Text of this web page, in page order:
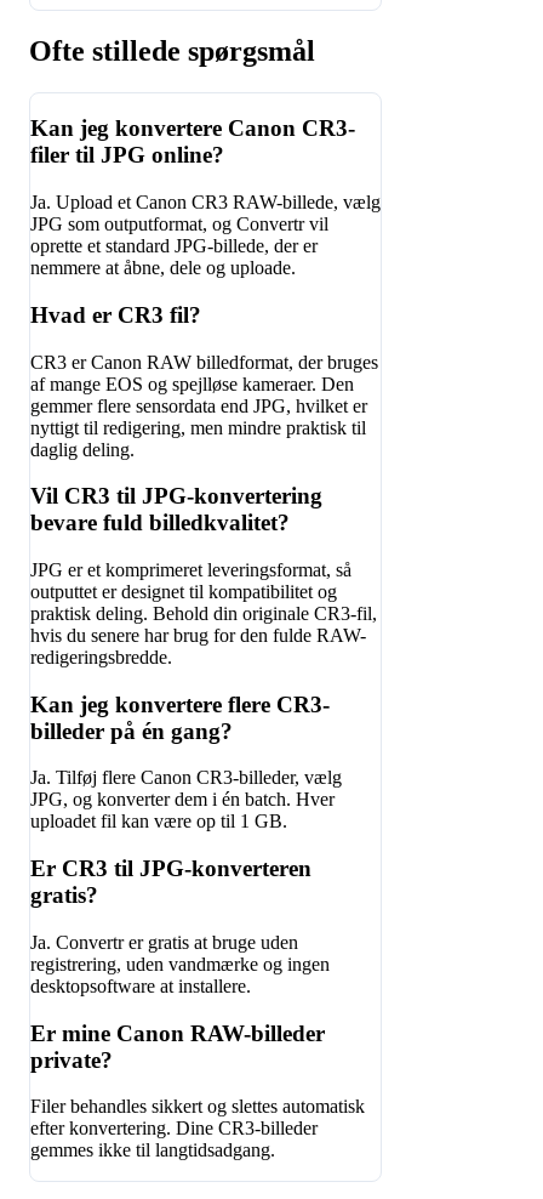
Ofte stillede spørgsmål
Kan jeg konvertere Canon CR3-
filer til JPG online?
Ja. Upload et Canon CR3 RAW-billede, vælg
JPG som outputformat, og Convertr vil
oprette et standard JPG-billede, der er
nemmere at åbne, dele og uploade.
Hvad er CR3 fil?
CR3 er Canon RAW billedformat, der bruges
af mange EOS og spejlløse kameraer. Den
gemmer flere sensordata end JPG, hvilket er
nyttigt til redigering, men mindre praktisk til
daglig deling.
Vil CR3 til JPG-konvertering
bevare fuld billedkvalitet?
JPG er et komprimeret leveringsformat, så
outputtet er designet til kompatibilitet og
praktisk deling. Behold din originale CR3-fil,
hvis du senere har brug for den fulde RAW-
redigeringsbredde.
Kan jeg konvertere flere CR3-
billeder på én gang?
Ja. Tilføj flere Canon CR3-billeder, vælg
JPG, og konverter dem i én batch. Hver
uploadet fil kan være op til 1 GB.
Er CR3 til JPG-konverteren
gratis?
Ja. Convertr er gratis at bruge uden
registrering, uden vandmærke og ingen
desktopsoftware at installere.
Er mine Canon RAW-billeder
private?
Filer behandles sikkert og slettes automatisk
efter konvertering. Dine CR3-billeder
gemmes ikke til langtidsadgang.